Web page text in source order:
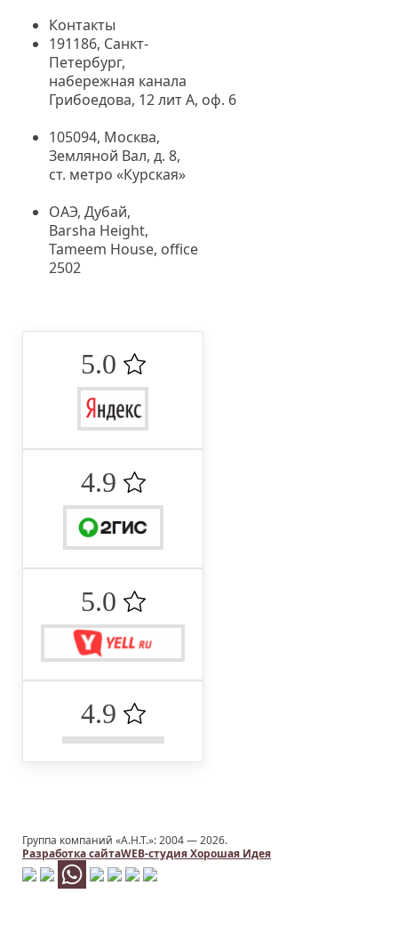
Контакты
191186, Санкт-
Петербург,
набережная канала
Грибоедова, 12 лит А, оф. 6
105094, Москва,
Земляной Вал, д. 8,
ст. метро «Курская»
ОАЭ, Дубай,
Barsha Height,
Tameem House, office
2502
5.0 ‌
4.9 ‌
5.0 ‌
4.9 ‌
Группа компаний «А.Н.Т.»: 2004 —2026.
Разработка сайтаWEB-студия Хорошая Идея
Заказать услугу